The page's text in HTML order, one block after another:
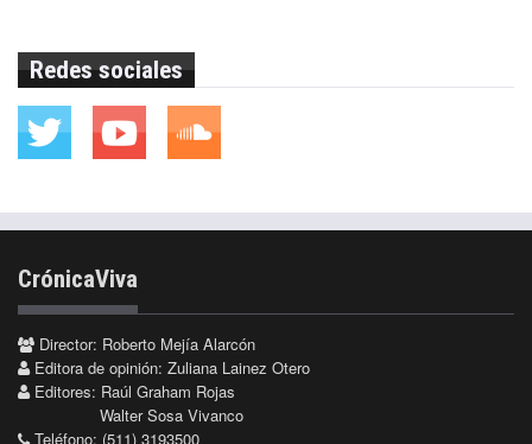
Redes sociales
CrónicaViva
Director: Roberto Mejía Alarcón
Editora de opinión: Zuliana Lainez Otero
Editores: Raúl Graham Rojas
Walter Sosa Vivanco
Teléfono: (511) 3193500